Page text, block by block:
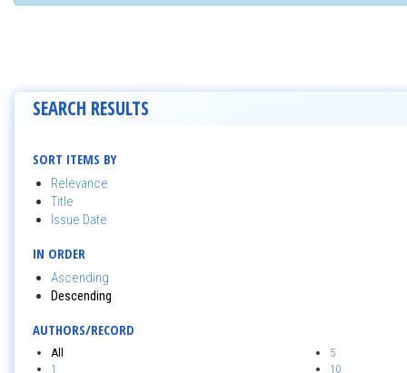
SEARCH RESULTS
SORT ITEMS BY
Relevance
Title
Issue Date
IN ORDER
Ascending
Descending
AUTHORS/RECORD
All
1
5
10